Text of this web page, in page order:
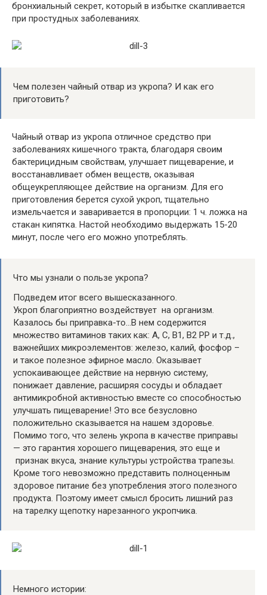
бронхиальный секрет, который в избытке скапливается
при простудных заболеваниях.
Чем полезен чайный отвар из укропа? И как его
приготовить?
Чайный отвар из укропа отличное средство при
заболеваниях кишечного тракта, благодаря своим
бактерицидным свойствам, улучшает пищеварение, и
восстанавливает обмен веществ, оказывая
общеукрепляющее действие на организм. Для его
приготовления берется сухой укроп, тщательно
измельчается и заваривается в пропорции: 1 ч. ложка на
стакан кипятка. Настой необходимо выдержать 15-20
минут, после чего его можно употреблять.
Что мы узнали о пользе укропа?
Подведем итог всего вышесказанного.
Укроп благоприятно воздействует на организм.
Казалось бы приправка-то…В нем содержится
множество витаминов таких как: А, С, В1, В2 РР и т.д.,
важнейших микроэлементов: железо, калий, фосфор –
и такое полезное эфирное масло. Оказывает
успокаивающее действие на нервную систему,
понижает давление, расширяя сосуды и обладает
антимикробной активностью вместе со способностью
улучшать пищеварение! Это все безусловно
положительно сказывается на нашем здоровье.
Помимо того, что зелень укропа в качестве приправы
— это гарантия хорошего пищеварения, это еще и
признак вкуса, знание культуры устройства трапезы.
Кроме того невозможно представить полноценным
здоровое питание без употребления этого полезного
продукта. Поэтому имеет смысл бросить лишний раз
на тарелку щепотку нарезанного укропчика.
Немного истории: